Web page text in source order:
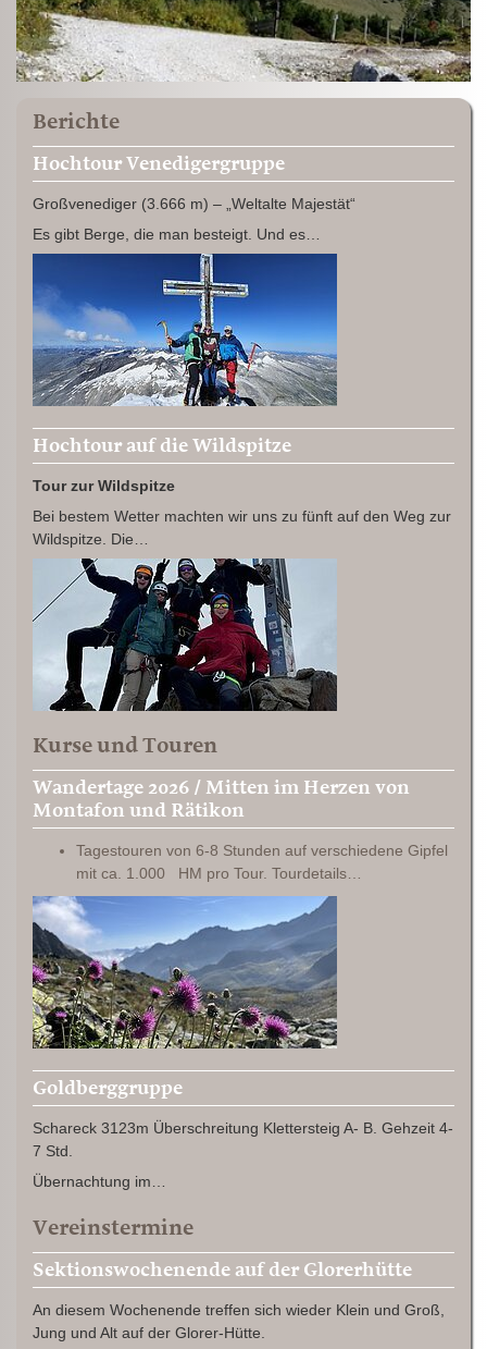
Berichte
Hochtour Venedigergruppe
Großvenediger (3.666 m) – „Weltalte Majestät“
Es gibt Berge, die man besteigt. Und es…
Hochtour auf die Wildspitze
Tour zur Wildspitze
Bei bestem Wetter machten wir uns zu fünft auf den Weg zur
Wildspitze. Die…
Kurse und Touren
Wandertage 2026 / Mitten im Herzen von
Montafon und Rätikon
Tagestouren von 6-8 Stunden auf verschiedene Gipfel
mit ca. 1.000 HM pro Tour. Tourdetails…
Goldberggruppe
Schareck 3123m Überschreitung Klettersteig A- B. Gehzeit 4-
7 Std.
Übernachtung im…
Vereinstermine
Sektionswochenende auf der Glorerhütte
An diesem Wochenende treffen sich wieder Klein und Groß,
Jung und Alt auf der Glorer-Hütte.